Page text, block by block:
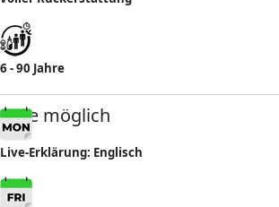
6 - 90 Jahre
Tage möglich
Live-Erklärung: Englisch